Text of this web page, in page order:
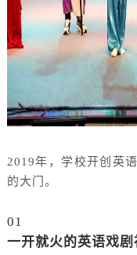
2019年，学校开创英
的大门。
01
一开就火的英语戏